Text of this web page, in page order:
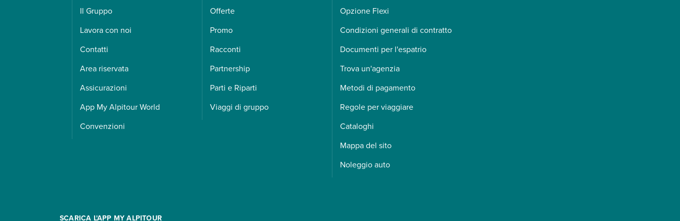
Il Gruppo
Lavora con noi
Contatti
Area riservata
Assicurazioni
App My Alpitour World
Convenzioni
Offerte
Promo
Racconti
Partnership
Parti e Riparti
Viaggi di gruppo
Opzione Flexi
Condizioni generali di contratto
Documenti per l'espatrio
Trova un'agenzia
Metodi di pagamento
Regole per viaggiare
Cataloghi
Mappa del sito
Noleggio auto
SCARICA L'APP MY ALPITOUR